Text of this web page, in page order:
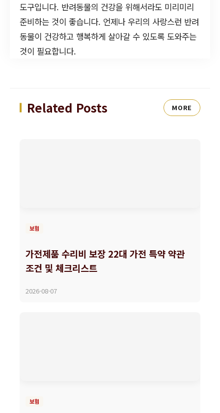
도구입니다. 반려동물의 건강을 위해서라도 미리미리
준비하는 것이 좋습니다. 언제나 우리의 사랑스런 반려
동물이 건강하고 행복하게 살아갈 수 있도록 도와주는
것이 필요합니다.
Related Posts MORE
보험
가전제품 수리비 보장 22대 가전 특약 약관
조건 및 체크리스트
2026-08-07
보험